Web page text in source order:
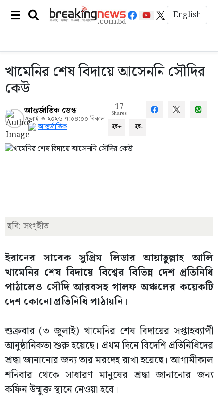
English
খামেনির শেষ বিদায়ে আসেননি সৌদির
কেউ
আন্তর্জাতিক ডেস্ক
জুলাই ৩ ২০২৬ ৭:০৪:০০ বিকাল
আন্তর্জাতিক
17
Shares
ফ+ ফ-
ছবি: সংগৃহীত।
ইরানের সাবেক সুপ্রিম লিডার আয়াতুল্লাহ আলি
খামেনির শেষ বিদায়ে বিশ্বের বিভিন্ন দেশ প্রতিনিধি
পাঠালেও সৌদি আরবসহ গালফ অঞ্চলের কয়েকটি
দেশ কোনো প্রতিনিধি পাঠায়নি।
শুক্রবার (৩ জুলাই) খামেনির শেষ বিদায়ের সপ্তাহব্যাপী
আনুষ্ঠানিকতা শুরু হয়েছে। প্রথম দিনে বিদেশি প্রতিনিধিদের
শ্রদ্ধা জানানোর জন্য তার মরদেহ রাখা হয়েছে। আগামীকাল
শনিবার থেকে সাধারণ মানুষের শ্রদ্ধা জানানোর জন্য
কফিন উন্মুক্ত স্থানে নেওয়া হবে।